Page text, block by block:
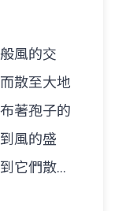
風的交
散至大地
著孢子的
風的盛
它們散播
到了風的